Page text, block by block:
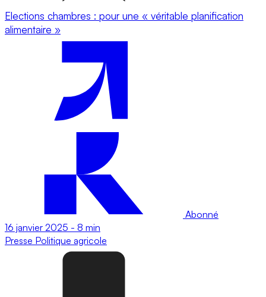
Elections chambres : pour une « véritable planification
alimentaire »
Abonné
16 janvier 2025 - 8 min
Presse Politique agricole